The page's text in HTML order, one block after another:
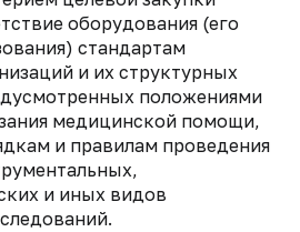
оборудования (его
стандартам
и их структурных
положениями
медицинской помощи,
и правилам проведения
и иных видов